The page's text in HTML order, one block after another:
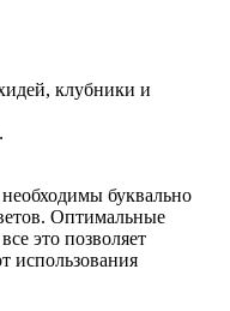
клубники и
буквально
Оптимальные
это позволяет
использования